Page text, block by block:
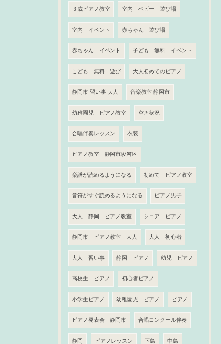
３歳ピアノ教室 室内 ベビー 遊び場
室内 イベント 赤ちゃん 遊び場
赤ちゃん イベント 子ども 無料 イベント
こども 無料 遊び 大人初めてのピアノ
静岡市 習い事 大人 音楽教室 静岡市
幼稚園児 ピアノ教室 空き状況
合唱伴奏レッスン 衣装
ピアノ教室 静岡市駿河区
楽譜が読めるようになる 初めて ピアノ教室
音符がすぐ読めるようになる ピアノ男子
大人 静岡 ピアノ教室 シニア ピアノ
静岡市 ピアノ教室 大人 大人 初心者
大人 習い事 静岡 ピアノ 幼児 ピアノ
高校生 ピアノ 初心者ピアノ
小学生ピアノ 幼稚園児 ピアノ ピアノ
ピアノ発表会 静岡市 合唱コンクール伴奏
静岡 ピアノレッスン 下島 中島